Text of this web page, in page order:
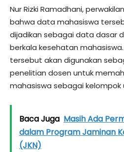
Nur Rizki Ramadhani,
bahwa data mahasiswa
dijadikan sebagai data dasar
berkala kesehatan
tersebut akan digunakan
penelitian dosen untuk
mahasiswa sebagai kelompok
Baca Juga Masih Ada
dalam Program Jaminan
(JKN)